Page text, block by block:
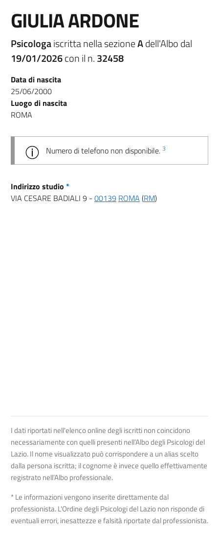
GIULIA ARDONE
Psicologaiscritta nella sezioneAdell'Albo dal
19/01/2026con il n.32458
Data di nascita
25/06/2000
Luogo di nascita
ROMA
Numero di telefono non disponibile. 3
Indirizzo studio *
VIA CESARE BADIALI 9 - 00139 ROMA (RM)
I dati riportati nell'elenco online degli iscritti non coincidono
necessariamente con quelli presenti nell’Albo degli Psicologi del
Lazio. Il nome visualizzato può corrispondere a un alias scelto
dalla persona iscritta; il cognome è invece quello effettivamente
registrato nell’Albo professionale.
* Le informazioni vengono inserite direttamente dal
professionista. L'Ordine degli Psicologi del Lazio non risponde di
eventuali errori, inesattezze e falsità riportate dal professionista.